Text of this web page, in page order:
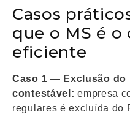
Casos
que o MS é o
eficiente
Caso 1 — Exclusão do
contestável: empresa
regulares é excluída do